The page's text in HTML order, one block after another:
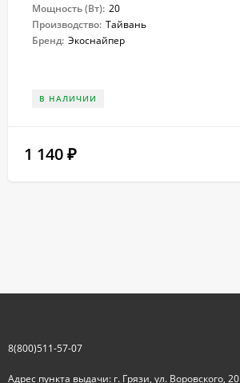
Мощность (Вт): 20
Производство: Тайвань
Бренд: Экоснайпер
В НАЛИЧИИ
1 140 ₽
8(800)511-57-07
Адрес пункта выдачи: г. Грязи, ул. Воровского, 20